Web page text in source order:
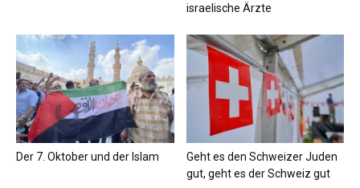
israelische Ärzte
Der 7. Oktober und der Islam
Geht es den Schweizer Juden
gut, geht es der Schweiz gut